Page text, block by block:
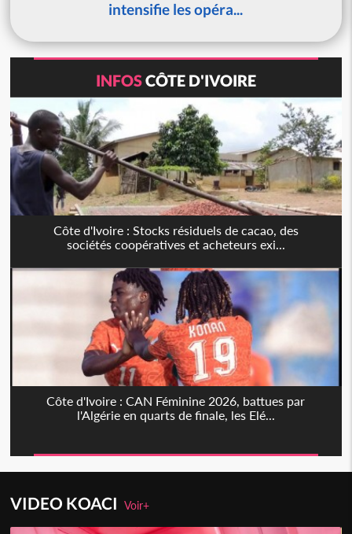
intensifie les opéra...
INFOSCÔTE D'IVOIRE
Côte d'Ivoire : Stocks résiduels de cacao, des
sociétés coopératives et acheteurs exi...
Côte d'Ivoire : CAN Féminine 2026, battues par
l'Algérie en quarts de finale, les Elé...
VIDEO KOACIVoir+